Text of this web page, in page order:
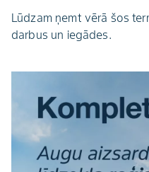
Lūdzam ņemt vērā šos
darbus un iegādes.